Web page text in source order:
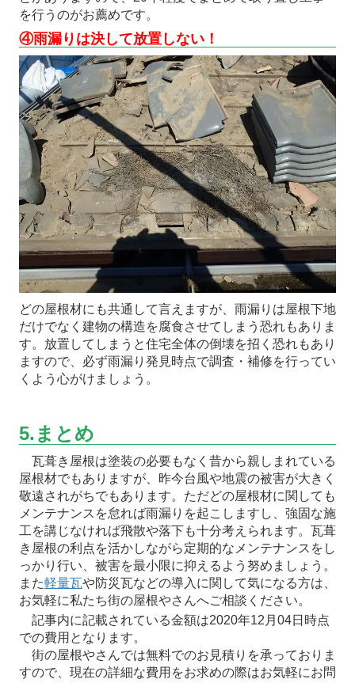
を行うのがお薦めです。
④雨漏りは決して放置しない！
どの屋根材にも共通して言えますが、雨漏りは屋根下地
だけでなく建物の構造を腐食させてしまう恐れもありま
す。放置してしまうと住宅全体の倒壊を招く恐れもあり
ますので、必ず雨漏り発見時点で調査・補修を行ってい
くよう心がけましょう。
5.まとめ
瓦葺き屋根は塗装の必要もなく昔から親しまれている
屋根材でもありますが、昨今台風や地震の被害が大きく
敬遠されがちでもあります。ただどの屋根材に関しても
メンテナンスを怠れば雨漏りを起こしますし、強固な施
工を講じなければ飛散や落下も十分考えられます。瓦葺
き屋根の利点を活かしながら定期的なメンテナンスをし
っかり行い、被害を最小限に抑えるよう努めましょう。
また軽量瓦や防災瓦などの導入に関して気になる方は、
お気軽に私たち街の屋根やさんへご相談ください。
記事内に記載されている金額は2020年12月04日時点
での費用となります。
街の屋根やさんでは無料でのお見積りを承っておりま
すので、現在の詳細な費用をお求めの際はお気軽にお問